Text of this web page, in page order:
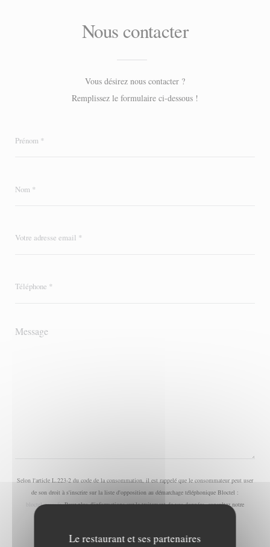
Le restaurant et ses partenaires
Nous contacter
Vous désirez nous contacter ?
Remplissez le formulaire ci-dessous !
Selon l'article L.223-2 du code de la consommation, il est rappelé que le consommateur peut user
de son droit à s'inscrire sur la liste d'opposition au démarchage téléphonique Bloctel :
bloctel.gouv.fr. Pour plus d'informations sur le traitement de vos données, consultez notre